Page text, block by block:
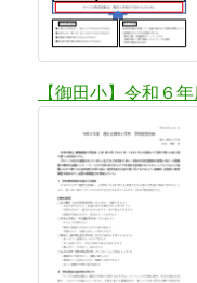
【御田小】令和６